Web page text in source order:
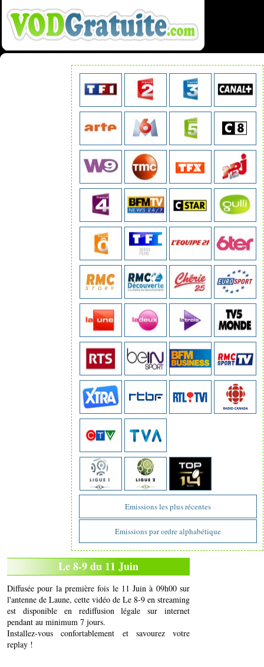
Emissions les plus récentes
Emissions par ordre alphabétique
Le 8-9 du 11 Juin
Diffusée pour la première fois le 11 Juin à 09h00 sur
l'antenne de Laune, cette vidéo de Le 8-9 en streaming
est disponible en rediffusion légale sur internet
pendant au minimum 7 jours.
Installez-vous confortablement et savourez votre
replay !